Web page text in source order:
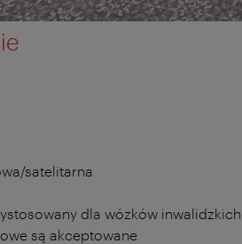
satelitarna
dla wózków inwalidzkich
są akceptowane